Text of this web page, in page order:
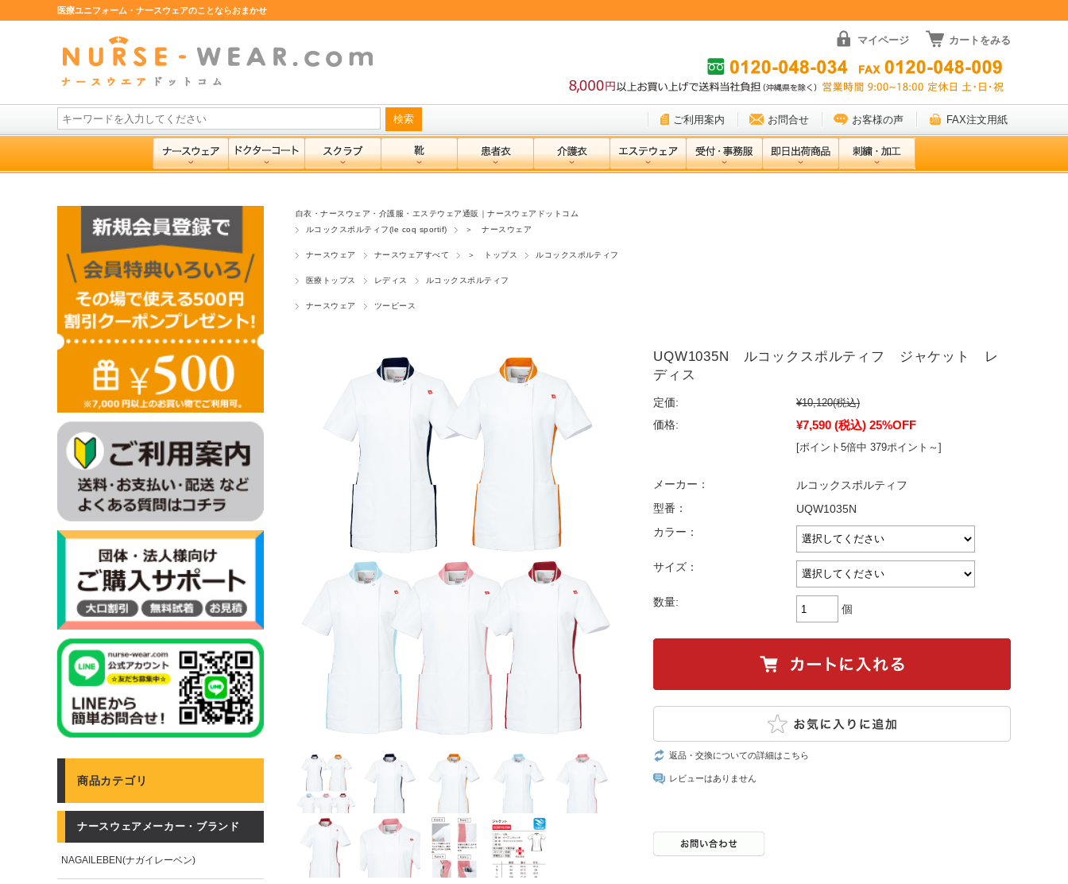
医療ユニフォーム・ナースウェアのことならおまかせ
マイページ カートをみる
ご利用案内 お問合せ お客様の声 FAX注文用紙
白衣・ナースウェア・介護服・エステウェア通販｜ナースウェアドットコム
ルコックスポルティフ(le coq sportif)
＞ ナースウェア
ナースウェア ナースウェアすべて ＞ トップス ルコックスポルティフ
医療トップス レディス ルコックスポルティフ
ナースウェア ツーピース
UQW1035N ルコックスポルティフ ジャケット レ
ディス
定価: ¥10,120(税込)
価格:
¥7,590 (税込) 25%OFF
[ポイント5倍中 379ポイント～]
メーカー：
ルコックスポルティフ
型番：
UQW1035N
カラー：
サイズ：
数量:
個
返品・交換についての詳細はこちら
レビューはありません
商品カテゴリ
ナースウェアメーカー・ブランド
NAGAILEBEN(ナガイレーベン)